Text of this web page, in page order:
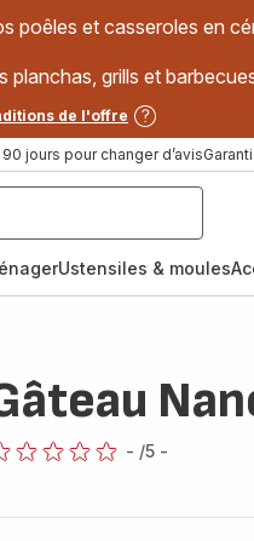
poêles et casseroles en
grills et
de l'offre
90 jours pour changer d’avis
Ustensiles & moules
- /5 -